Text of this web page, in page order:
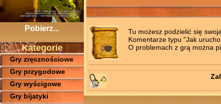
Pobierz...
Kategorie
Gry zręcznościowe
Gry przygodowe
Gry wyścigowe
Gry bijatyki
Tu możesz podzielić się
Komentarze typu "Jak
O problemach z grą można